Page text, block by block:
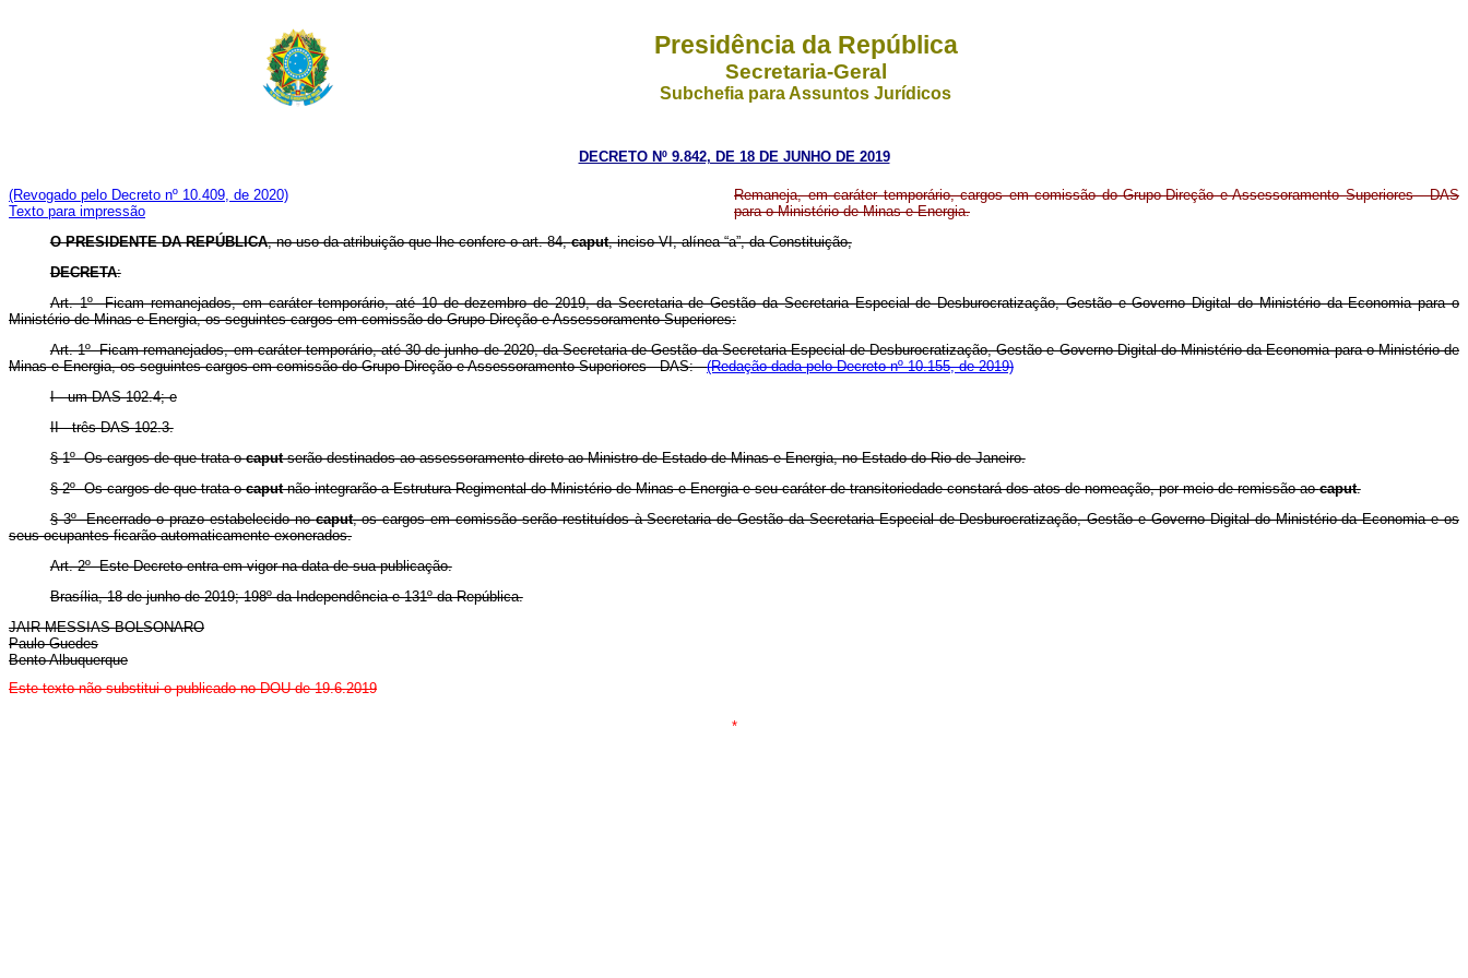
Presidência da República
Secretaria-Geral
Subchefia para Assuntos Jurídicos
DECRETO Nº 9.842, DE 18 DE JUNHO DE 2019
(Revogado pelo Decreto nº 10.409, de 2020)
Texto para impressão
Remaneja, em caráter temporário, cargos em comissão do Grupo-Direção e Assessoramento Superiores - DAS
para o Ministério de Minas e Energia.
O PRESIDENTE DA REPÚBLICA, no uso da atribuição que lhe confere o art. 84,caput, inciso VI, alínea “a”, da Constituição,
DECRETA:
Art. 1º Ficam remanejados, em caráter temporário, até 10 de dezembro de 2019, da Secretaria de Gestão da Secretaria Especial de Desburocratização, Gestão e Governo Digital do Ministério da Economia para o
Ministério de Minas e Energia, os seguintes cargos em comissão do Grupo-Direção e Assessoramento Superiores:
Art. 1º Ficam remanejados, em caráter temporário, até 30 de junho de 2020, da Secretaria de Gestão da Secretaria Especial de Desburocratização, Gestão e Governo Digital do Ministério da Economia para o Ministério de
Minas e Energia, os seguintes cargos em comissão do Grupo-Direção e Assessoramento Superiores - DAS:(Redação dada pelo Decreto nº 10.155, de 2019)
I - um DAS 102.4; e
II - três DAS 102.3.
§ 1º Os cargos de que trata ocaputserão destinados ao assessoramento direto ao Ministro de Estado de Minas e Energia, no Estado do Rio de Janeiro.
§ 2º Os cargos de que trata ocaputnão integrarão a Estrutura Regimental do Ministério de Minas e Energia e seu caráter de transitoriedade constará dos atos de nomeação, por meio de remissão aocaput.
§ 3º Encerrado o prazo estabelecido nocaput, os cargos em comissão serão restituídos à Secretaria de Gestão da Secretaria Especial de Desburocratização, Gestão e Governo Digital do Ministério da Economia e os
seus ocupantes ficarão automaticamente exonerados.
Art. 2º Este Decreto entra em vigor na data de sua publicação.
Brasília, 18 de junho de 2019; 198º da Independência e 131º da República.
JAIR MESSIAS BOLSONARO
Paulo Guedes
Bento Albuquerque
Este texto não substitui o publicado no DOU de 19.6.2019
*